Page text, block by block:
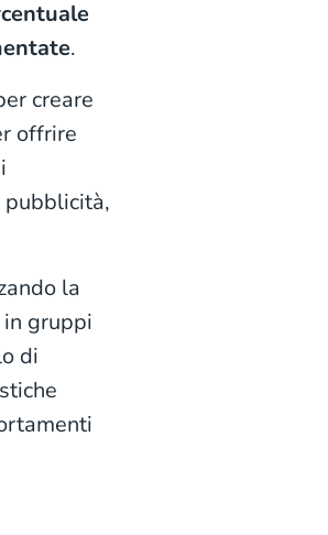
.
creare
offrire
pubblicità,
la
gruppi
di